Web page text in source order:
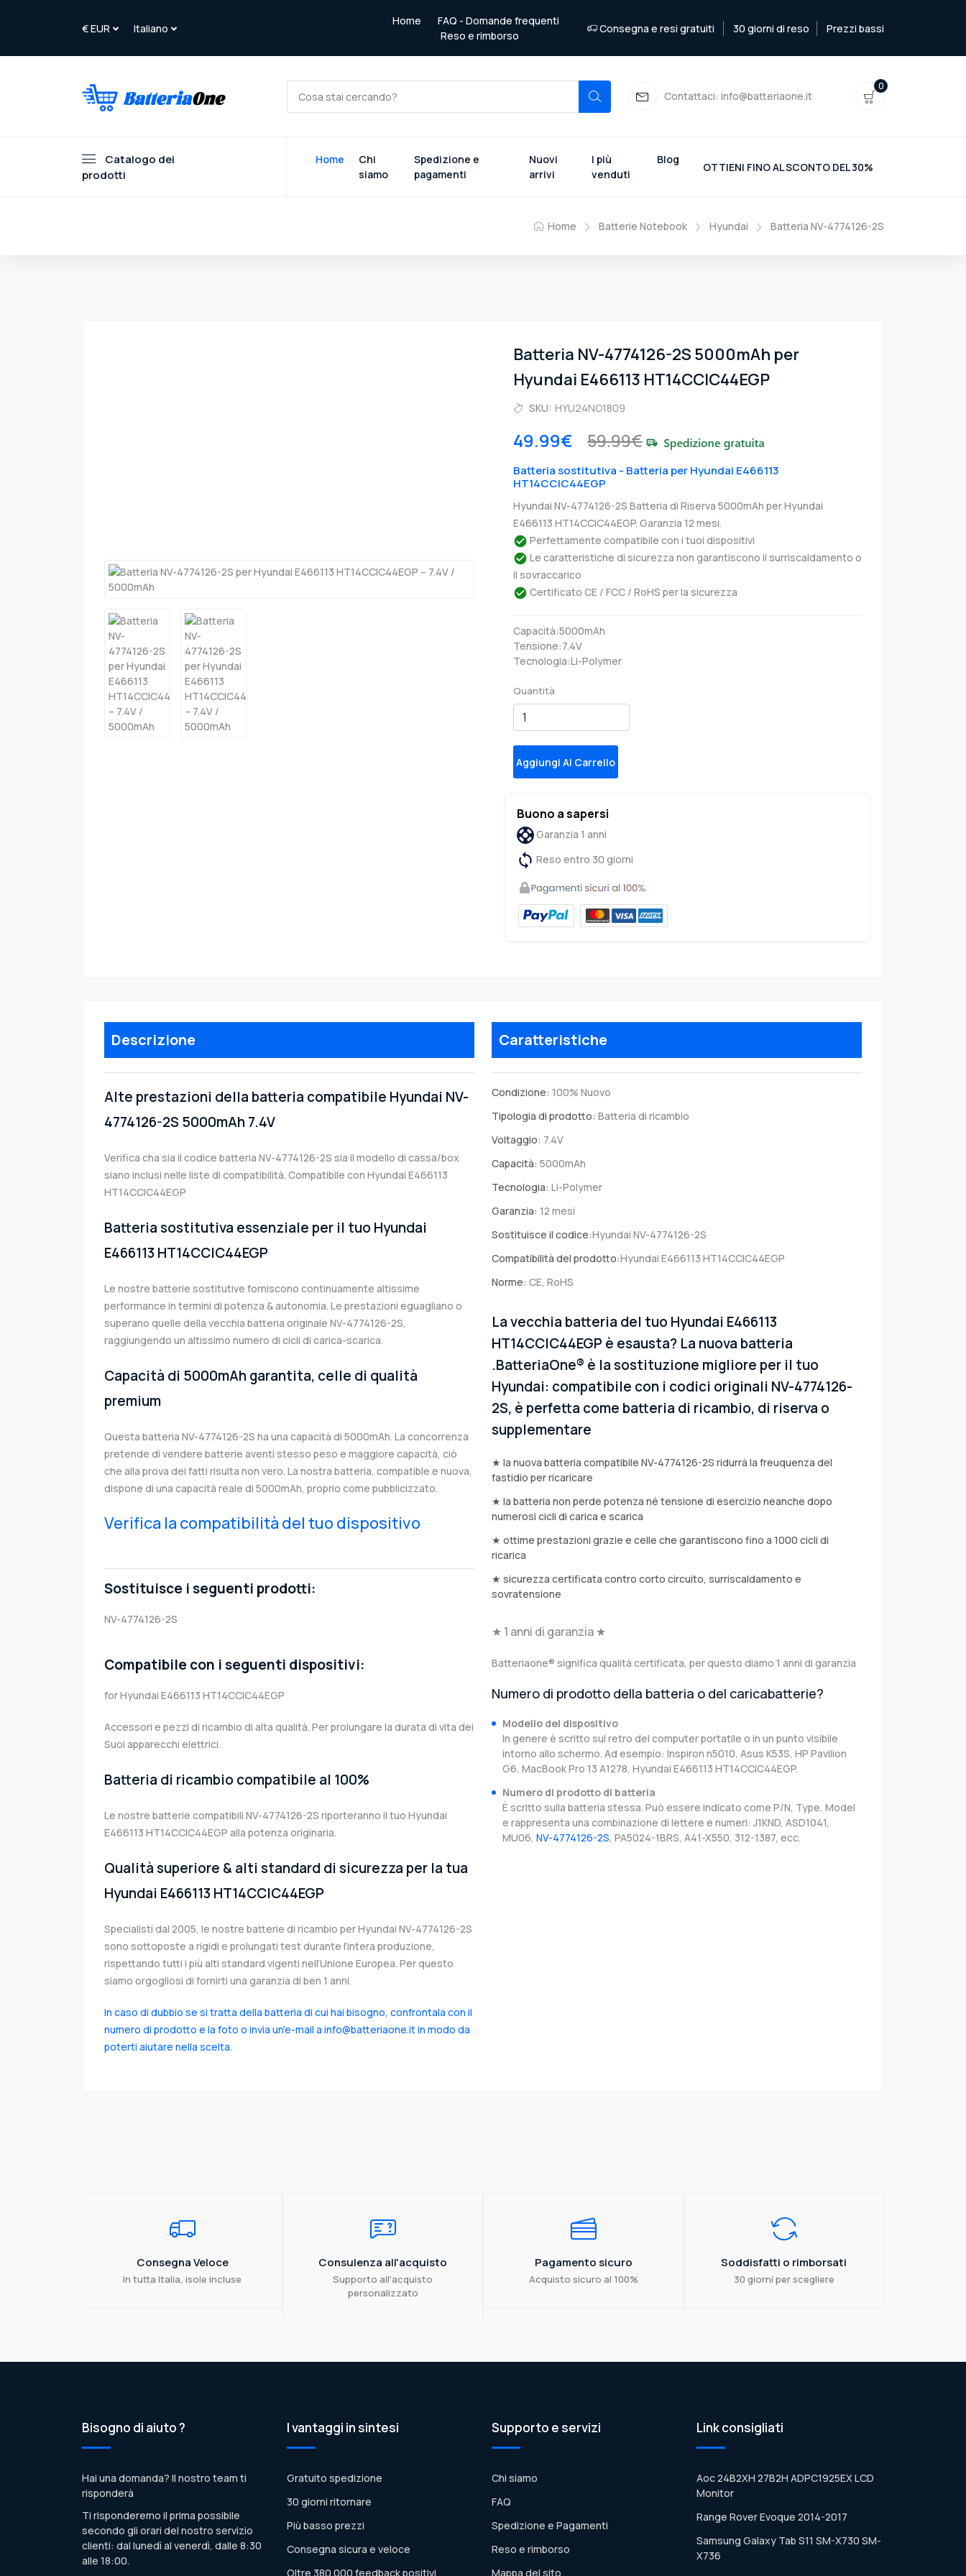
Home
FAQ - Domande frequenti
Reso e rimborso
Consegna e resi gratuiti 30 giorni di reso Prezzi bassi
Contattaci: info@batteriaone.it
0
Catalogo dei
prodotti
Home
Chi
siamo
Spedizione e
pagamenti
Nuovi
arrivi
I più
venduti
Blog
OTTIENI FINO AL SCONTO DEL 30%
Home Batterie Notebook Hyundai Batteria NV-4774126-2S
Batteria NV-4774126-2S 5000mAh per
Hyundai E466113 HT14CCIC44EGP
SKU: HYU24NO1809
49.99€ 59.99€
Batteria sostitutiva - Batteria per Hyundai E466113
HT14CCIC44EGP
Hyundai NV-4774126-2S Batteria di Riserva 5000mAh per Hyundai
E466113 HT14CCIC44EGP. Garanzia 12 mesi.
Perfettamente compatibile con i tuoi dispositivi
Le caratteristiche di sicurezza non garantiscono il surriscaldamento o
il sovraccarico
Certificato CE / FCC / RoHS per la sicurezza
Capacità:5000mAh
Tensione:7.4V
Tecnologia:Li-Polymer
Quantità
Aggiungi Al Carrello
Buono a sapersi
Garanzia 1 anni
Reso entro 30 giorni
Descrizione
Alte prestazioni della batteria compatibile Hyundai NV-
4774126-2S 5000mAh 7.4V
Verifica cha sia il codice batteria NV-4774126-2S sia il modello di cassa/box
siano inclusi nelle liste di compatibilità. Compatibile con Hyundai E466113
HT14CCIC44EGP
Batteria sostitutiva essenziale per il tuo Hyundai
E466113 HT14CCIC44EGP
Le nostre batterie sostitutive forniscono continuamente altissime
performance in termini di potenza & autonomia. Le prestazioni eguagliano o
superano quelle della vecchia batteria originale NV-4774126-2S,
raggiungendo un altissimo numero di cicli di carica-scarica.
Capacità di 5000mAh garantita, celle di qualità
premium
Questa batteria NV-4774126-2S ha una capacità di 5000mAh. La concorrenza
pretende di vendere batterie aventi stesso peso e maggiore capacità, ciò
che alla prova dei fatti risulta non vero. La nostra batteria, compatible e nuova,
dispone di una capacità reale di 5000mAh, proprio come pubblicizzato.
Verifica la compatibilità del tuo dispositivo
Sostituisce i seguenti prodotti:
NV-4774126-2S
Compatibile con i seguenti dispositivi:
for Hyundai E466113 HT14CCIC44EGP
Accessori e pezzi di ricambio di alta qualità. Per prolungare la durata di vita dei
Suoi apparecchi elettrici.
Batteria di ricambio compatibile al 100%
Le nostre batterie compatibili NV-4774126-2S riporteranno il tuo Hyundai
E466113 HT14CCIC44EGP alla potenza originaria.
Qualità superiore & alti standard di sicurezza per la tua
Hyundai E466113 HT14CCIC44EGP
Specialisti dal 2005, le nostre batterie di ricambio per Hyundai NV-4774126-2S
sono sottoposte a rigidi e prolungati test durante l’intera produzione,
rispettando tutti i più alti standard vigenti nell’Unione Europea. Per questo
siamo orgogliosi di fornirti una garanzia di ben 1 anni.
In caso di dubbio se si tratta della batteria di cui hai bisogno, confrontala con il
numero di prodotto e la foto o invia un'e-mail a info@batteriaone.it in modo da
poterti aiutare nella scelta.
Caratteristiche
Condizione: 100% Nuovo
Tipologia di prodotto: Batteria di ricambio
Voltaggio: 7.4V
Capacità: 5000mAh
Tecnologia: Li-Polymer
Garanzia: 12 mesi
Sostituisce il codice:Hyundai NV-4774126-2S
Compatibilità del prodotto:Hyundai E466113 HT14CCIC44EGP
Norme: CE, RoHS
La vecchia batteria del tuo Hyundai E466113
HT14CCIC44EGP è esausta? La nuova batteria
.BatteriaOne® è la sostituzione migliore per il tuo
Hyundai: compatibile con i codici originali NV-4774126-
2S, è perfetta come batteria di ricambio, di riserva o
supplementare
★ la nuova batteria compatibile NV-4774126-2S ridurrà la freuquenza del
fastidio per ricaricare
★ la batteria non perde potenza né tensione di esercizio neanche dopo
numerosi cicli di carica e scarica
★ ottime prestazioni grazie e celle che garantiscono fino a 1000 cicli di
ricarica
★ sicurezza certificata contro corto circuito, surriscaldamento e
sovratensione
★ 1 anni di garanzia ★
Batteriaone® significa qualità certificata, per questo diamo 1 anni di garanzia
Numero di prodotto della batteria o del caricabatterie?
Modello del dispositivo
In genere è scritto sul retro del computer portatile o in un punto visibile
intorno allo schermo. Ad esempio: Inspiron n5010, Asus K53S, HP Pavilion
G6, MacBook Pro 13 A1278, Hyundai E466113 HT14CCIC44EGP.
Numero di prodotto di batteria
È scritto sulla batteria stessa. Può essere indicato come P/N, Type, Model
e rappresenta una combinazione di lettere e numeri: J1KND, ASD1041,
MU06, NV-4774126-2S, PA5024-1BRS, A41-X550, 312-1387, ecc.
Consegna Veloce
In tutta Italia, isole incluse
Consulenza all'acquisto
Supporto all'acquisto
personalizzato
Pagamento sicuro
Acquisto sicuro al 100%
Soddisfatti o rimborsati
30 giorni per scegliere
Bisogno di aiuto ?
Hai una domanda? Il nostro team ti
risponderà
Ti risponderemo il prima possibile
secondo gli orari del nostro servizio
clienti: dal lunedì al venerdì, dalle 8:30
alle 18:00.
I vantaggi in sintesi
Gratuito spedizione
30 giorni ritornare
Più basso prezzi
Consegna sicura e veloce
Oltre 380.000 feedback positivi
Supporto e servizi
Chi siamo
FAQ
Spedizione e Pagamenti
Reso e rimborso
Mappa del sito
Link consigliati
Aoc 24B2XH 27B2H ADPC1925EX LCD
Monitor
Range Rover Evoque 2014-2017
Samsung Galaxy Tab S11 SM-X730 SM-
X736